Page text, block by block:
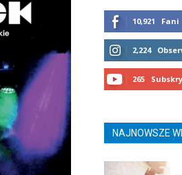
10,921 Fani
2,224
265
NAJNOWSZE